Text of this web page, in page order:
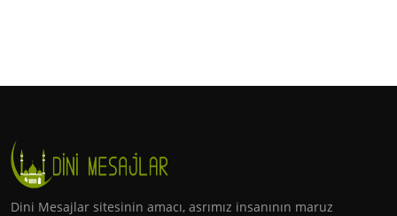
Dini Mesajlar sitesinin amacı, asrımız insanının maruz